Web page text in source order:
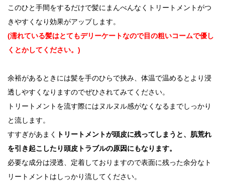
このひと手間をするだけで髪にまんべんなくトリートメントがつ
きやすくなり効果がアップします。
(濡れている髪はとてもデリーケートなので目の粗いコームで優し
くとかしてください。)
余裕があるときには髪を手のひらで挟み、体温で温めるとより浸
透しやすくなりますのでぜひされてみてください。
トリートメントを流す際にはヌルヌル感がなくなるまでしっかり
と流します。
すすぎがあまく
トリートメントが頭皮に残ってしまうと、肌荒れ
を引き起こしたり頭皮トラブルの原因にもなります。
必要な成分は浸透、定着しておりますので表面に残った余分なト
リートメントはしっかり流してください。